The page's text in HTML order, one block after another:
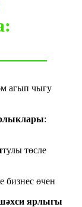
агып чыгу
:
тулы төсле
бизнес өчен
ярлыгы